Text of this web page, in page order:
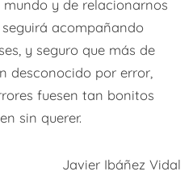
y de relacionarnos
acompañando
y seguro que más de
desconocido por error,
fuesen tan bonitos
sin querer.
Javier Ibáñez Vidal